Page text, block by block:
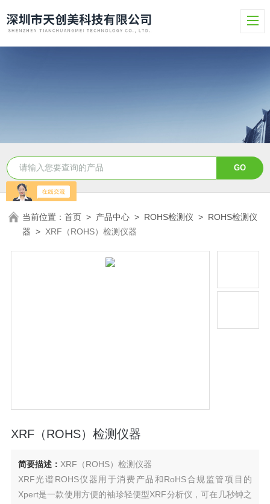
当前位置：首页 > 产品中心 > ROHS检测仪 > ROHS检测仪
器 > XRF（ROHS）检测仪器
XRF（ROHS）检测仪器
简要描述： XRF（ROHS）检测仪器
XRF光谱ROHS仪器用于消费产品和RoHS合规监管项目的
Xpert是一款使用方便的袖珍轻便型XRF分析仪，可在几秒钟之